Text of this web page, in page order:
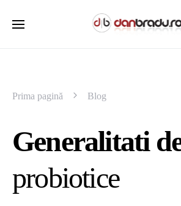
Prima pagină Blog
Generalitati
probiotice